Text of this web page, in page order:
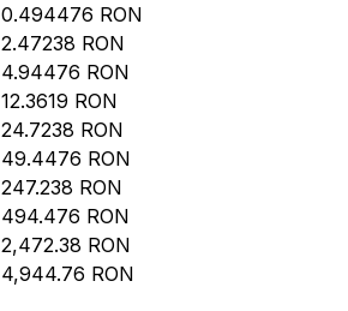
0.494476 RON
2.47238 RON
4.94476 RON
12.3619 RON
24.7238 RON
49.4476 RON
247.238 RON
494.476 RON
2,472.38 RON
4,944.76 RON